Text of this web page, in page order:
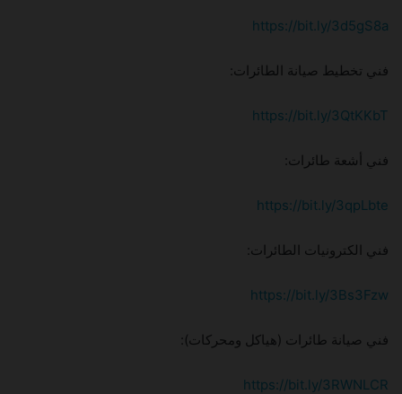
https://bit.ly/3d5gS8a
فني تخطيط صيانة الطائرات:
https://bit.ly/3QtKKbT
فني أشعة طائرات:
https://bit.ly/3qpLbte
فني الكترونيات الطائرات:
https://bit.ly/3Bs3Fzw
فني صيانة طائرات (هياكل ومحركات):
https://bit.ly/3RWNLCR